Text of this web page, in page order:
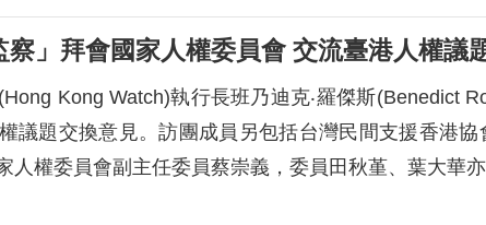
」拜會國家人權委員會 交流臺港人權議
Kong Watch)執行長班乃迪克‧羅傑斯(Benedict
議題交換意見。訪團成員另包括台灣民間支援香港
人權委員會副主任委員蔡崇義，委員田秋堇、葉大華亦